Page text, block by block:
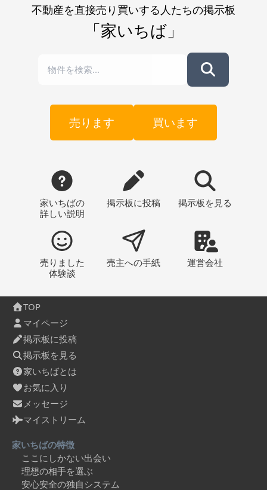
不動産を直接売り買いする人たちの掲示板
「家いちば」
売ります 買います
家いちばの
詳しい説明
掲示板に投稿 掲示板 を見る
売りました
体験談
売主への手紙 運営会社
TOP
マイページ
掲示板に投稿
掲示板を見る
家いちばとは
お気に入り
メッセージ
マイストリーム
家いちばの特徴
ここにしかない出会い
理想の相手を選ぶ
安心安全の独自システム